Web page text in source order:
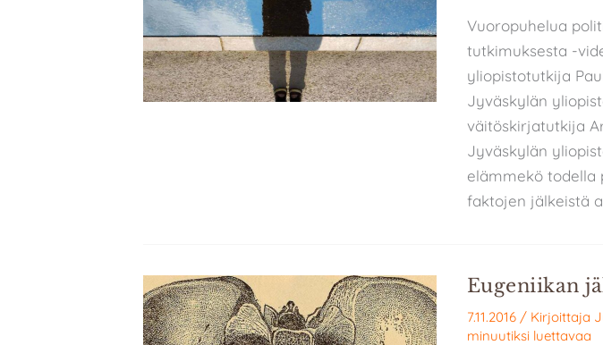
Vuoropuhelua
tutkimuksesta -
yliopistotutkija
Jyväskylän
väitöskirjatutkija
Jyväskylän
elämmekö todella
faktojen jälkeistä
Eugeniikan
7.11.2016 / Kirjoittaja
minuutiksi luettavaa